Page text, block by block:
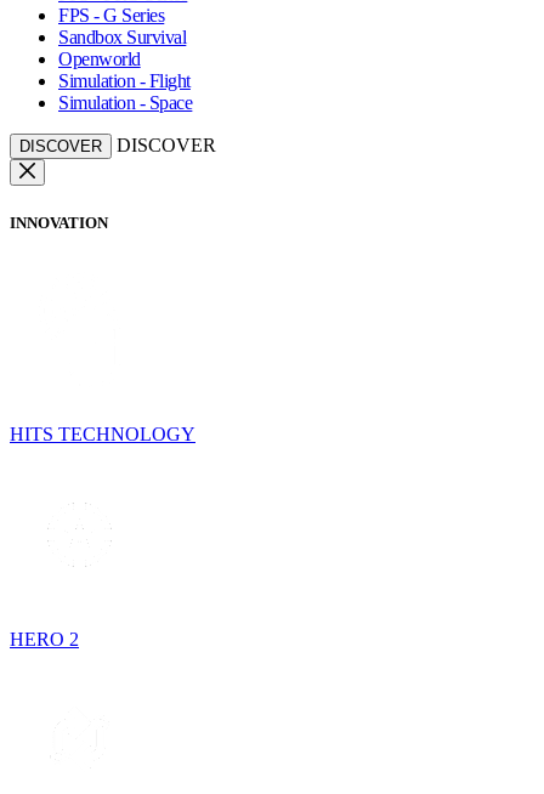
FPS - G Series
Sandbox Survival
Openworld
Simulation - Flight
Simulation - Space
DISCOVER DISCOVER
INNOVATION
HITS TECHNOLOGY
HERO 2